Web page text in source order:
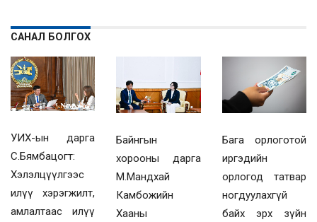
САНАЛ БОЛГОХ
УИХ-ын дарга
С.Бямбацогт:
Хэлэлцүүлгээс
илүү хэрэгжилт,
амлалтаас илүү
Байнгын
хорооны дарга
М.Мандхай
Камбожийн
Хааны
Бага орлоготой
иргэдийн
орлогод татвар
ногдуулахгүй
байх эрх зүйн